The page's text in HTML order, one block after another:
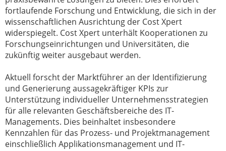
fortlaufende Forschung und Entwicklung, die sich in der
wissenschaftlichen Ausrichtung der Cost Xpert
widerspiegelt. Cost Xpert unterhält Kooperationen zu
Forschungseinrichtungen und Universitäten, die
zukünftig weiter ausgebaut werden.
Aktuell forscht der Marktführer an der Identifizierung
und Generierung aussagekräftiger KPIs zur
Unterstützung individueller Unternehmensstrategien
für alle relevanten Geschäftsbereiche des IT-
Managements. Dies beinhaltet insbesondere
Kennzahlen für das Prozess- und Projektmanagement
einschließlich Applikationsmanagement und IT-